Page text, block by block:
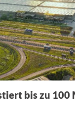
bis zu 100